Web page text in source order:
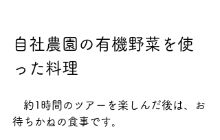
自社農園の有機野菜を使
った料理
約1時間のツアーを楽しんだ後は、お
待ちかねの食事です。